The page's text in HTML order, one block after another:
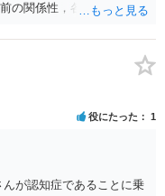
の関係性，各扶養義務者
と弟，叔父，そして離婚
立をすることになりま
て親から経済的に支えて
現在の日常生活における
きる限り客観的な資料を
う。 裁判上，分担すべき
るので，他の扶養義務者
ら，過剰な部分について
役にたった 1
が認知症であることに乗